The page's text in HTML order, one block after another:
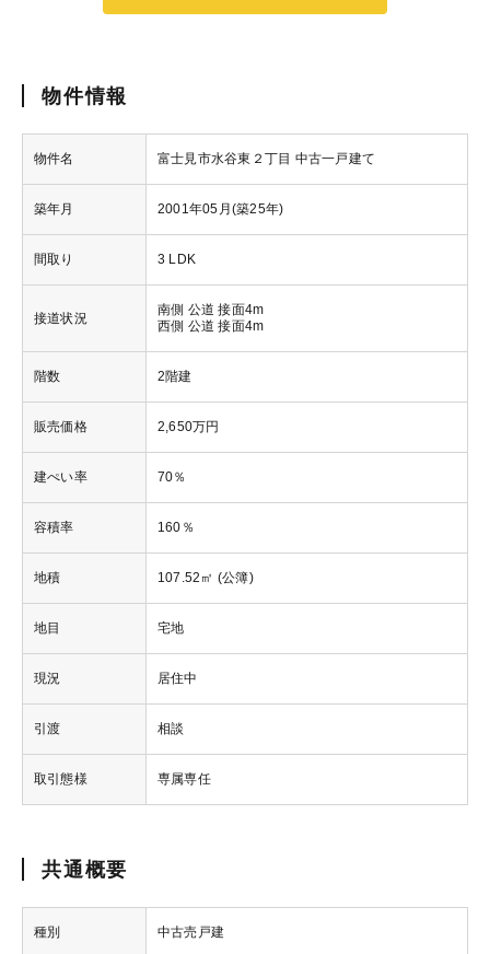
物件情報
物件名 富士見市水谷東２丁目 中古一戸建て
築年月 2001年05月(築25年)
間取り 3 LDK
接道状況
南側 公道 接面4m
西側 公道 接面4m
階数 2階建
販売価格 2,650万円
建ぺい率 70％
容積率 160％
地積 107.52㎡ (公簿)
地目 宅地
現況 居住中
引渡 相談
取引態様 専属専任
共通概要
種別 中古売戸建